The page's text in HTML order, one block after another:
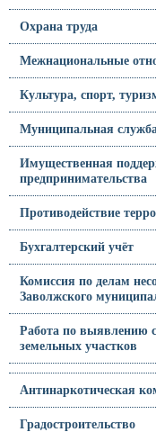
Охрана труда
Межнациональные
Культура, спорт,
Муниципальная
Имущественная
предпринимательства
Противодействие
Бухгалтерский учёт
Комиссия по делам
Заволжского
Работа по выявлению
земельных участков
Антинаркотическая
Градостроительство